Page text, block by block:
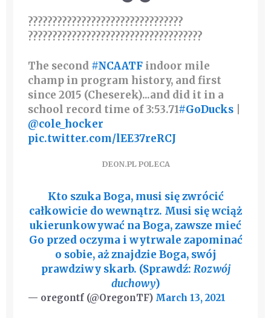
????????????????????????????????
????????????????????????????????????
The second #NCAATF indoor mile
champ in program history, and first
since 2015 (Cheserek)...and did it in a
school record time of 3:53.71#GoDucks
@cole_hocker
pic.twitter.com/lEE37reRCJ
DEON.PL POLECA
Kto szuka Boga, musi się zwrócić
całkowicie do wewnątrz. Musi się wciąż
ukierunkowywać na Boga, zawsze mieć
Go przed oczyma i wytrwale zapominać
o sobie, aż znajdzie Boga, swój
prawdziwy skarb. (Sprawdź: Rozwój
duchowy)
— oregontf (@OregonTF) March 13, 2021